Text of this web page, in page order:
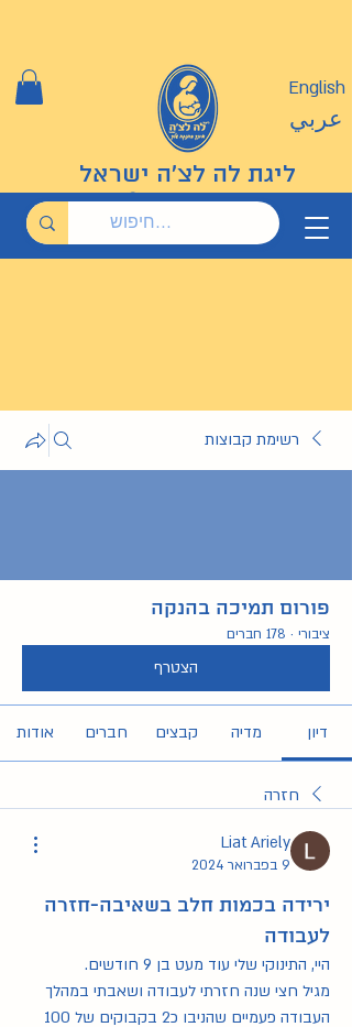
ליגת לה לצ'ה ישראל
English
عربي
רשימת קבוצות
פורום תמיכה בהנקה
ציבורי · 178 חברים
הצטרף
דיון מדיה קבצים חברים אודות
חזרה
Liat Ariely
9 בפברואר 2024
ירידה בכמות חלב בשאיבה-חזרה
לעבודה
היי, התינוקי שלי עוד מעט בן 9 חודשים.